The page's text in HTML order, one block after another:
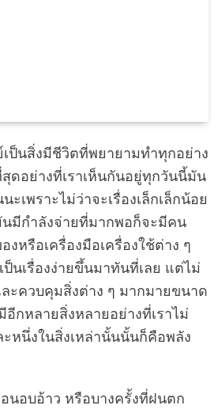
ป็นสิ่งมีชีวิตที่พยายามทำทุกอย่าง
ดอย่างที่เราเห็นกันอยู่ทุกวันนี้มัน
ะเพราะไม่ว่าจะเรื่องเล็กเล็กน้อย
มีกำลังจ่ายที่มากพอก็จะมีคน
หรือเครื่องมือเครื่องใช้ต่าง ๆ
นเรื่องง่ายขึ้นมาทันที่เลย แต่ไม่
ะควบคุมสิ่งต่าง ๆ มากมายขนาด
กหลายสิ่งหลายอย่างที่เราไม่
หนึ่งในสิ่งเหล่านั้นนั้นก็คือพลัง
นอบอ้าว หรือบางครั้งที่ฝนตก